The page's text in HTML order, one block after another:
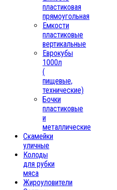
пластиковая
прямоугольная
Емкости
пластиковые
вертикальные
Еврокубы
1000л
(
пищевые,
технические)
Бочки
пластиковые
и
металлические
Скамейки
уличные
Колоды
для рубки
мяса
Жироуловители